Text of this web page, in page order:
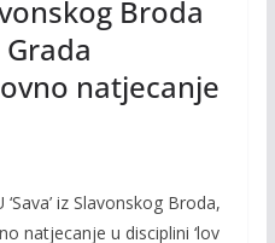
Broda
natjecanje
iz Slavonskog Broda,
natjecanje u disciplini ‘lov